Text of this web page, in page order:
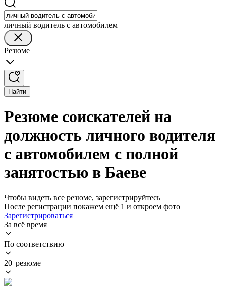
личный водитель с автомобилем
Резюме
Найти
Резюме соискателей на
должность личного водителя
с автомобилем с полной
занятостью в Баеве
Чтобы видеть все резюме, зарегистрируйтесь
После регистрации покажем ещё 1 и откроем фото
Зарегистрироваться
За всё время
По соответствию
20 резюме